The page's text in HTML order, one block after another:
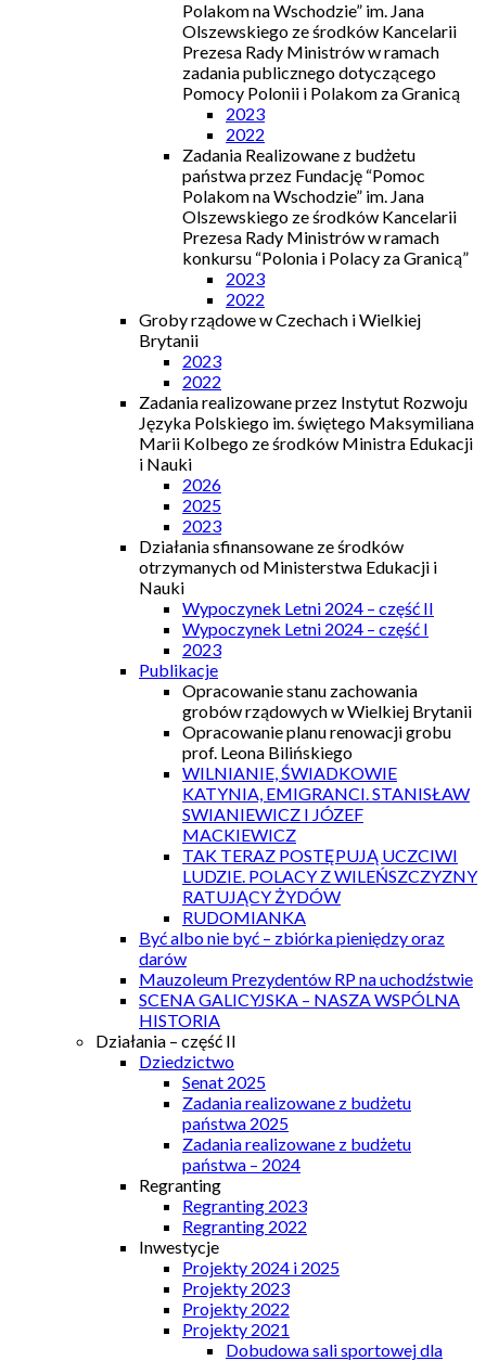
Polakom na Wschodzie” im. Jana
Olszewskiego ze środków Kancelarii
Prezesa Rady Ministrów w ramach
zadania publicznego dotyczącego
Pomocy Polonii i Polakom za Granicą
2023
2022
Zadania Realizowane z budżetu
państwa przez Fundację “Pomoc
Polakom na Wschodzie” im. Jana
Olszewskiego ze środków Kancelarii
Prezesa Rady Ministrów w ramach
konkursu “Polonia i Polacy za Granicą”
2023
2022
Groby rządowe w Czechach i Wielkiej
Brytanii
2023
2022
Zadania realizowane przez Instytut Rozwoju
Języka Polskiego im. świętego Maksymiliana
Marii Kolbego ze środków Ministra Edukacji
i Nauki
2026
2025
2023
Działania sfinansowane ze środków
otrzymanych od Ministerstwa Edukacji i
Nauki
Wypoczynek Letni 2024 – część II
Wypoczynek Letni 2024 – część I
2023
Publikacje
Opracowanie stanu zachowania
grobów rządowych w Wielkiej Brytanii
Opracowanie planu renowacji grobu
prof. Leona Bilińskiego
WILNIANIE, ŚWIADKOWIE
KATYNIA, EMIGRANCI. STANISŁAW
SWIANIEWICZ I JÓZEF
MACKIEWICZ
TAK TERAZ POSTĘPUJĄ UCZCIWI
LUDZIE. POLACY Z WILEŃSZCZYZNY
RATUJĄCY ŻYDÓW
RUDOMIANKA
Być albo nie być – zbiórka pieniędzy oraz
darów
Mauzoleum Prezydentów RP na uchodźstwie
SCENA GALICYJSKA – NASZA WSPÓLNA
HISTORIA
Działania – część II
Dziedzictwo
Senat 2025
Zadania realizowane z budżetu
państwa 2025
Zadania realizowane z budżetu
państwa – 2024
Regranting
Regranting 2023
Regranting 2022
Inwestycje
Projekty 2024 i 2025
Projekty 2023
Projekty 2022
Projekty 2021
Dobudowa sali sportowej dla